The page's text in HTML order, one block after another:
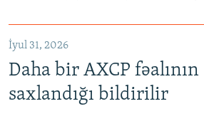
İyul 31, 2026
Daha bir AXCP fəalının
saxlandığı bildirilir